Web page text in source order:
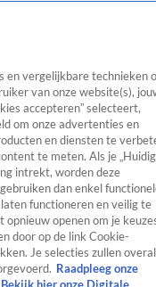
TV Algemeen
Tip
RealityCrimeVideo's
en vergelijkbare technieken
van onze website(s),
accepteren” selecteert,
om onze advertenties en
en diensten te
te meten. Als je
intrekt, worden deze
dan enkel
functioneren en veilig te
opnieuw openen om je
door op de link Cookie-
Je selecties zullen overal
Raadpleeg onze